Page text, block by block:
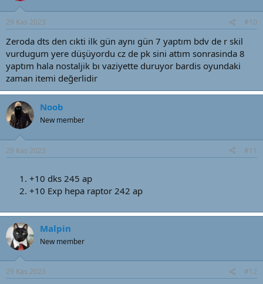
29 Kas 2023 #10
Zeroda dts den cıkti ilk gün aynı gün 7 yaptım bdv de r skil
vurdugum yere düşüyordu cz de pk sini attım sonrasinda 8
yaptım hala nostaljik bı vaziyette duruyor bardis oyundaki
zaman itemi değerlidir
Noob
New member
29 Kas 2023 #11
+10 dks 245 ap
+10 Exp hepa raptor 242 ap
Malpin
New member
29 Kas 2023 #12